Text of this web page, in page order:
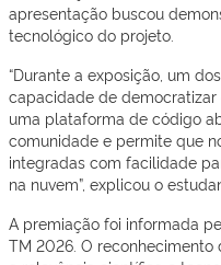
apresentação buscou
tecnológico do projeto.
“Durante a exposição, um
capacidade de democratizar
uma plataforma de código
comunidade e permite que
integradas com facilidade
na nuvem”, explicou o
A premiação foi informada
TM 2026. O